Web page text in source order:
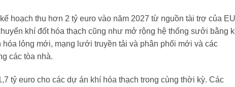
hoạch thu hơn 2 tỷ euro vào năm 2027 từ nguồn tài trợ của EU
khí đốt hóa thạch cũng như mở rộng hệ thống sưởi bằng
lỏng mới, mạng lưới truyền tải và phân phối mới và các
các tòa nhà.
tỷ euro cho các dự án khí hóa thạch trong cùng thời kỳ. Các